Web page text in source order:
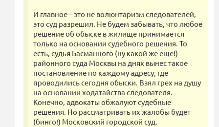
И главное – это не волюнтаризм следователей,
это суд разрешил. Не будем забывать, что любое
решение об обыске в жилище принимается
только на основании судебного решения. То
есть, судья Басманного (ну какой же еще!)
районного суда Москвы на днях вынес такое
постановление по каждому адресу, где
проводились сегодня обыски. Взял грех на душу
на основании ходатайства следователя.
Конечно, адвокаты обжалуют судебные
решения. Но рассматривать их жалобы будет
(бинго!) Московский городской суд.